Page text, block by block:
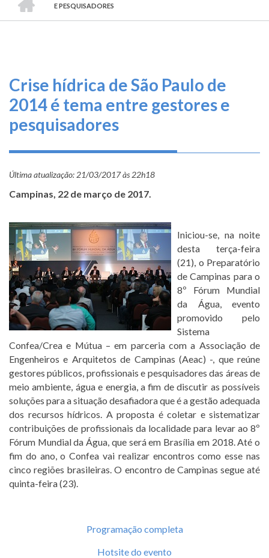
O
que
Informe-
se
Conosco
e
de
Contas
TRILHA
DE
E PESQUISADORES
Crise hídrica de São Paulo de
2014 é tema entre gestores e
pesquisadores
Última atualização: 21/03/2017 às 22h18
Campinas, 22 de março de 2017.
Iniciou-se, na noite
desta terça-feira
(21), o Preparatório
de Campinas para o
8º Fórum Mundial
da Água, evento
promovido pelo
Sistema
Confea/Crea e Mútua – em parceria com a Associação de
Engenheiros e Arquitetos de Campinas (Aeac) -, que reúne
gestores públicos, profissionais e pesquisadores das áreas de
meio ambiente, água e energia, a fim de discutir as possíveis
soluções para a situação desafiadora que é a gestão adequada
dos recursos hídricos. A proposta é coletar e sistematizar
contribuições de profissionais da localidade para levar ao 8º
Fórum Mundial da Água, que será em Brasília em 2018. Até o
fim do ano, o Confea vai realizar encontros como esse nas
cinco regiões brasileiras. O encontro de Campinas segue até
quinta-feira (23).
Programação completa
Hotsite do evento